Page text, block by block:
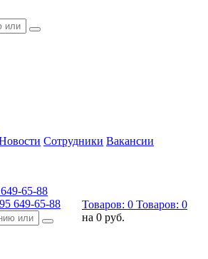
Сотрудники Вакансии
65-88
649-65-88 Товаров: 0 Товаров: 0
на 0 руб.